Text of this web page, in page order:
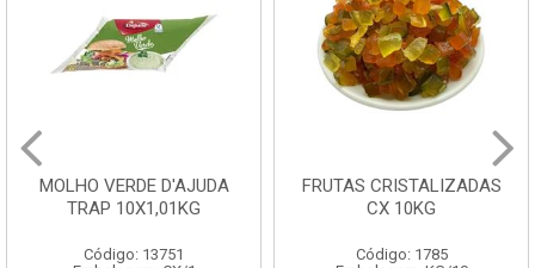
FRUTAS CRISTALIZADAS
CX 10KG
Código: 1785
MARGARINA PRIMOR
BALDE 3KG
Código: 1801